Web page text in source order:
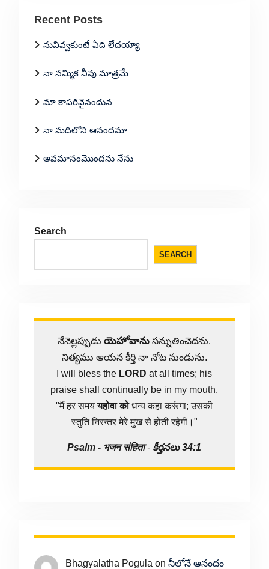
Recent Posts
నువివ్వకుంటే ఏది లేదయ్యా
నా నమ్మిక నీవు మాత్రమే
మా కాపరివైనందున
నా మదిలోని ఆనందమా
అవమానంమొందను నేను
Search
SEARCH
నేనెల్లప్పుడుయెహోవాను సన్నుతించెదను.
నిత్యము ఆయన కీర్తి నా నోట నుండును.
I will bless the LORD at all times; his
praise shall continually be in my mouth.
"मैं हर समययहोवा कोधन्य कहा करूंगा; उसकी
स्तुति निरन्तर मेरे मुख से होती रहेगी।"
Psalm - भजन संहिता- కీర్తనలు 34:1
Bhagyalatha Pogula on నీలోనే ఆనందం